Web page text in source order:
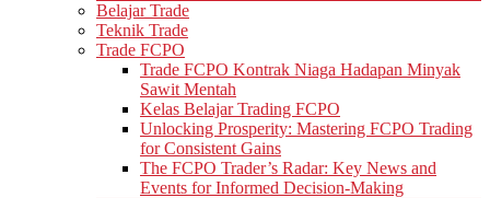
Belajar Trade
Teknik Trade
Trade FCPO
Trade FCPO Kontrak Niaga Hadapan Minyak
Sawit Mentah
Kelas Belajar Trading FCPO
Unlocking Prosperity: Mastering FCPO Trading
for Consistent Gains
The FCPO Trader’s Radar: Key News and
Events for Informed Decision-Making